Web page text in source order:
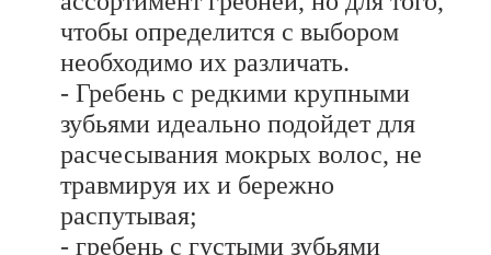
чтобы определится с выбором
необходимо их различать.
- Гребень с редкими крупными
зубьями идеально подойдет для
расчесывания мокрых волос, не
травмируя их и бережно
распутывая;
- гребень с густыми зубьями